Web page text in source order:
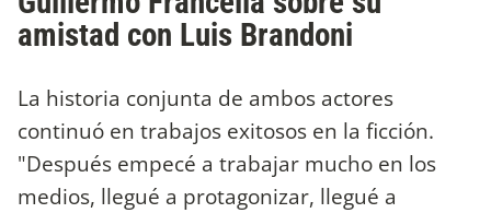
amistad con Luis Brandoni
La historia conjunta de ambos actores
continuó en trabajos exitosos en la ficción.
"Después empecé a trabajar mucho en los
medios, llegué a protagonizar, llegué a